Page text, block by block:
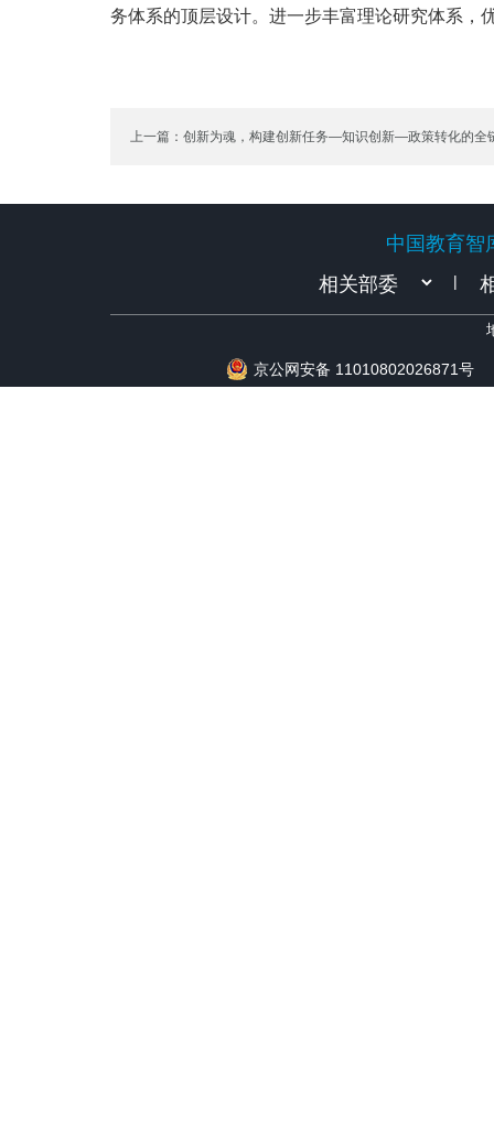
务体系的顶层设计。进一步丰富理论研究体系，
上一篇：创新为魂，构建创新任务—知识创新—政策转化的全
中国教育智
|
京公网安备 11010802026871号